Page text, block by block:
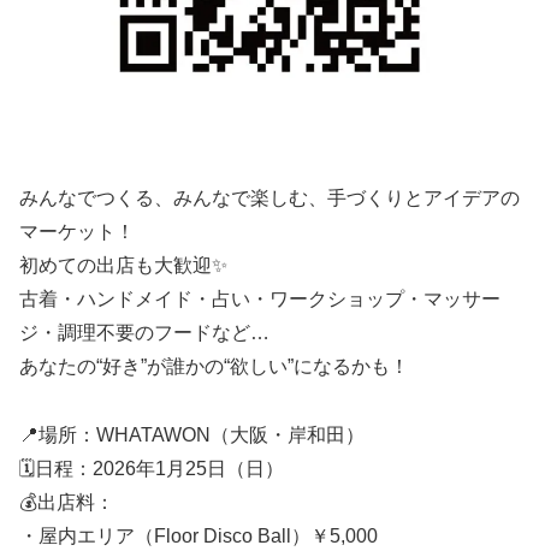
みんなでつくる、みんなで楽しむ、手づくりとアイデアの
マーケット！
初めての出店も大歓迎✨
古着・ハンドメイド・占い・ワークショップ・マッサー
ジ・調理不要のフードなど…
あなたの“好き”が誰かの“欲しい”になるかも！
📍場所：WHATAWON（大阪・岸和田）
🗓日程：2026年1月25日（日）
💰出店料：
・屋内エリア（Floor Disco Ball）￥5,000